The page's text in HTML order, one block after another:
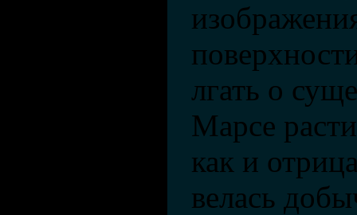
лгать о
Марсе
как и
велась